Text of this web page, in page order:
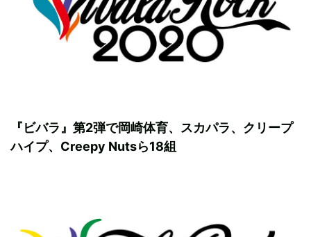
『ビバラ』第2弾で岡崎体育、スカパラ、クリープ
ハイプ、Creepy Nutsら18組